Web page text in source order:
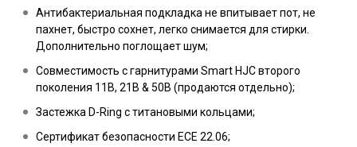
Антибактериальная подкладка не впитывает пот, не
пахнет, быстро сохнет, легко снимается для стирки.
Дополнительно поглощает шум;
Совместимость с гарнитурами Smart HJC второго
поколения 11B, 21B & 50B (продаются отдельно);
Застежка D-Ring с титановыми кольцами;
Сертификат безопасности ECE 22.06;